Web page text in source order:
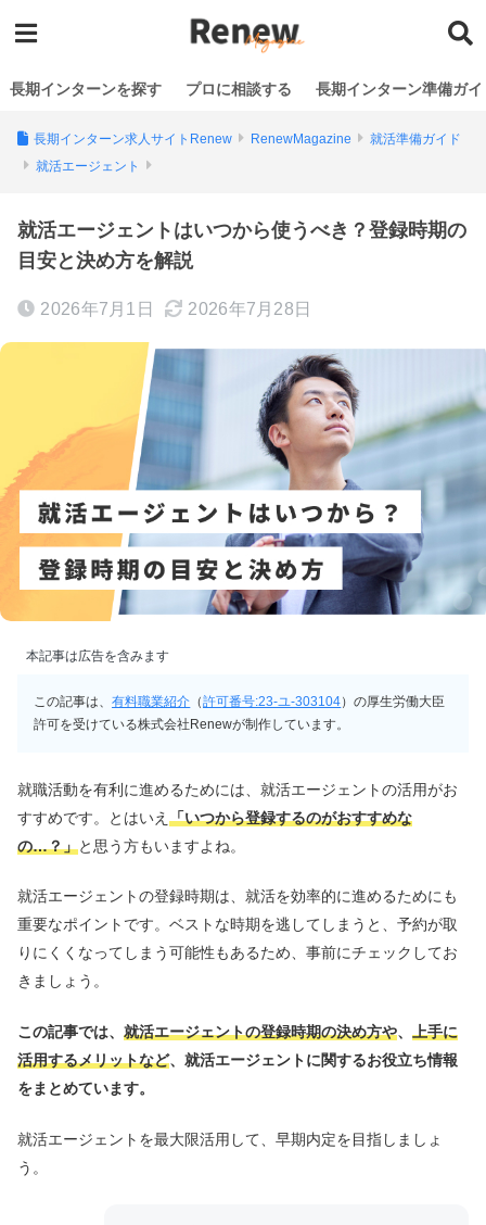
長期インターンを探す プロに相談する 長期インターン準備ガイ
長期インターン求人サイトRenew RenewMagazine
就活準備ガイド
就活エージェント
就活エージェントはいつから使うべき？登録時期の
目安と決め方を解説
2026年7月1日 2026年7月28日
本記事は広告を含みます
この記事は、有料職業紹介 （許可番号:23-ユ-303104）の厚生労働大臣
許可を受けている株式会社Renewが制作しています。
就職活動を有利に進めるためには、就活エージェントの活用がお
すすめです。とはいえ 「いつから登録するのがおすすめな
の…？」と思う方もいますよね。
就活エージェントの登録時期は、就活を効率的に進めるためにも
重要なポイントです。ベストな時期を逃してしまうと、予約が取
りにくくなってしまう可能性もあるため、事前にチェックしてお
きましょう。
この記事では、 就活エージェントの登録時期の決め方や、 上手に
活用するメリットなど、就活エージェントに関するお役立ち情報
をまとめています。
就活エージェントを最大限活用して、早期内定を目指しましょ
う。